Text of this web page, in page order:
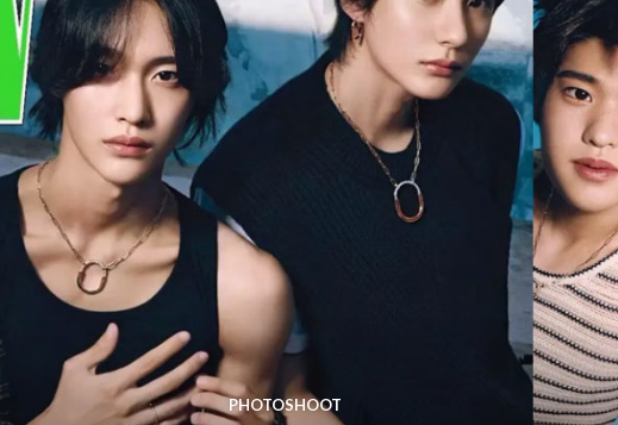
PHOTOSHOOT